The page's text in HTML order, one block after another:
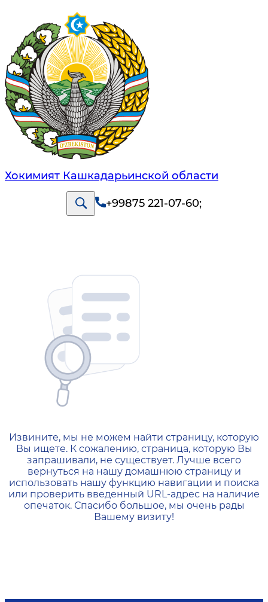
Хокимият Кашкадарьинской области
+99875 221-07-60;
404 — Страница не
Извините, мы не можем найти страницу, которую
Вы ищете. К сожалению, страница, которую Вы
запрашивали, не существует. Лучше всего
вернуться на нашу домашнюю страницу и
использовать нашу функцию навигации и поиска
или проверить введенный URL-адрес на наличие
опечаток. Спасибо большое, мы очень рады
Вашему визиту!